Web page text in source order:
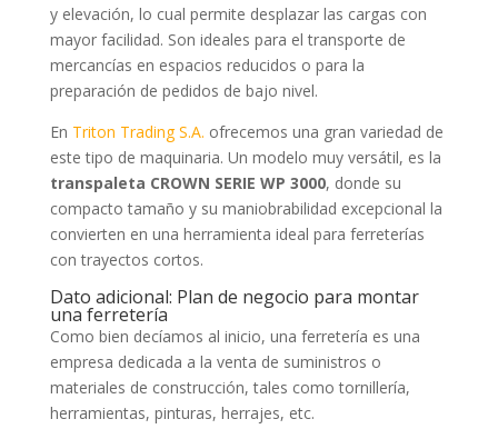
y elevación, lo cual permite desplazar las cargas con
mayor facilidad. Son ideales para el transporte de
mercancías en espacios reducidos o para la
preparación de pedidos de bajo nivel.
En Triton Trading S.A. ofrecemos una gran variedad de
este tipo de maquinaria. Un modelo muy versátil, es la
transpaleta CROWN SERIE WP 3000, donde su
compacto tamaño y su maniobrabilidad excepcional la
convierten en una herramienta ideal para ferreterías
con trayectos cortos.
Dato adicional: Plan de negocio para montar
una ferretería
Como bien decíamos al inicio, una ferretería es una
empresa dedicada a la venta de suministros o
materiales de construcción, tales como tornillería,
herramientas, pinturas, herrajes, etc.